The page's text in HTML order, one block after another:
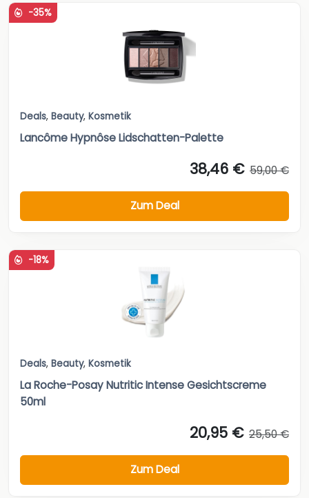
-35%
Deals, Beauty, Kosmetik
Lancôme Hypnôse Lidschatten-Palette
38,46 € 59,00 €
Zum Deal
-18%
Deals, Beauty, Kosmetik
La Roche-Posay Nutritic Intense Gesichtscreme
50ml
20,95 € 25,50 €
Zum Deal